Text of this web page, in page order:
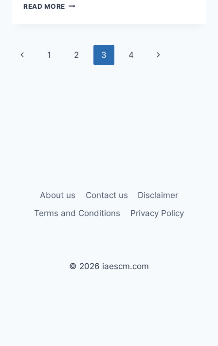
READ MORE BIHAR
PDF
Page
Previous
1 2 3 4
Next
About us Contact us
Disclaimer
Terms and Conditions
Privacy Policy
© 2026 iaescm.com